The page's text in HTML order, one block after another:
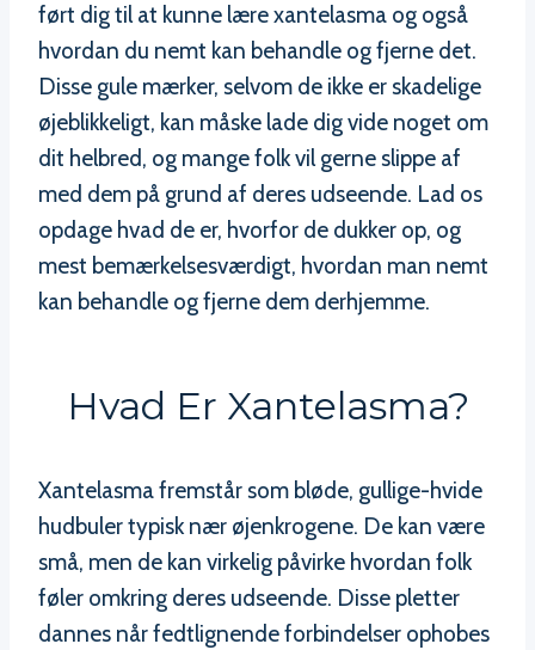
ført dig til at kunne lære xantelasma og også
hvordan du nemt kan behandle og fjerne det.
Disse gule mærker, selvom de ikke er skadelige
øjeblikkeligt, kan måske lade dig vide noget om
dit helbred, og mange folk vil gerne slippe af
med dem på grund af deres udseende. Lad os
opdage hvad de er, hvorfor de dukker op, og
mest bemærkelsesværdigt, hvordan man nemt
kan behandle og fjerne dem derhjemme.
Hvad Er Xantelasma?
Xantelasma fremstår som bløde, gullige-hvide
hudbuler typisk nær øjenkrogene. De kan være
små, men de kan virkelig påvirke hvordan folk
føler omkring deres udseende. Disse pletter
dannes når fedtlignende forbindelser ophobes